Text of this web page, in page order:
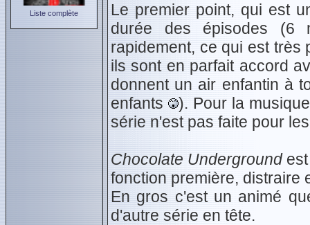
Liste complète
Le premier point, qui est
durée des épisodes (6
rapidement, ce qui est très
ils sont en parfait accord
donnent un air enfantin à
enfants
). Pour la
série n'est pas faite pour
Chocolate Undergroundest
fonction première, distraire
En gros c'est un animé
d'autre série en tête.